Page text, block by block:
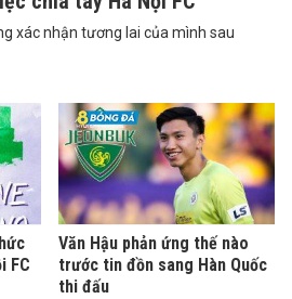
xác nhận tương lai của mình sau
FC
Văn Hậu phản ứng thế nào
trước tin đồn sang Hàn Quốc
thi đấu